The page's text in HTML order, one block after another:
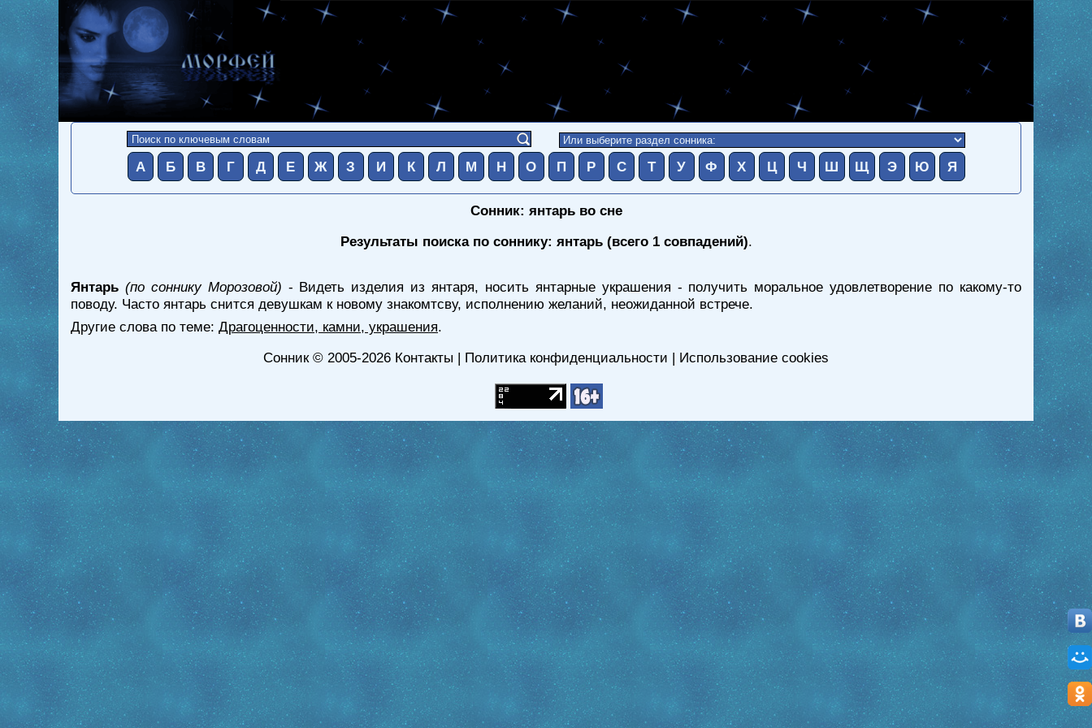
А Б В Г Д Е Ж З И К Л М Н О П Р С Т У Ф Х Ц Ч Ш Щ Э Ю Я
Сонник: янтарь во сне
Результаты поиска по соннику: янтарь (всего 1 совпадений).
Янтарь (по соннику Морозовой) - Видеть изделия из янтаря, носить янтарные украшения - получить моральное удовлетворение по какому-то
поводу. Часто янтарь снится девушкам к новому знакомтсву, исполнению желаний, неожиданной встрече.
Другие слова по теме: Драгоценности, камни, украшения.
Сонник© 2005-2026 Контакты | Политика конфиденциальности | Использование cookies